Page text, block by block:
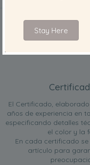
El Certificado,
años de experiencia en
especificando detalles
el color y la
En cada certificado
artículo para
Stay Here